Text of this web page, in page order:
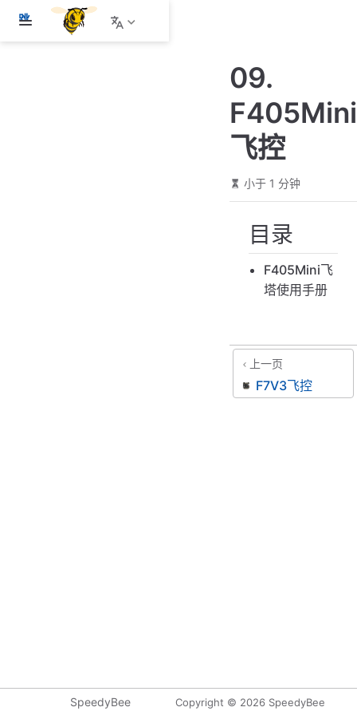
跳
09.
F405Mini
飞控
小于 1 分钟
目录
F405Mini飞
塔使用手册
上一页
F7V3飞控
SpeedyBee Copyright © 2026 SpeedyBee